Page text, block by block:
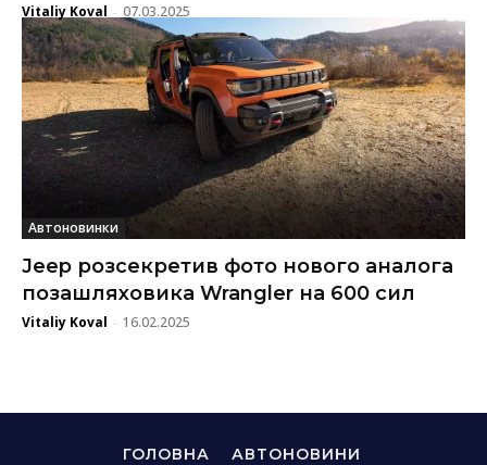
Vitaliy Koval - 07.03.2025
Автоновинки
Jeep розсекретив фото нового аналога
позашляховика Wrangler на 600 сил
Vitaliy Koval - 16.02.2025
ГОЛОВНА АВТОНОВИНИ